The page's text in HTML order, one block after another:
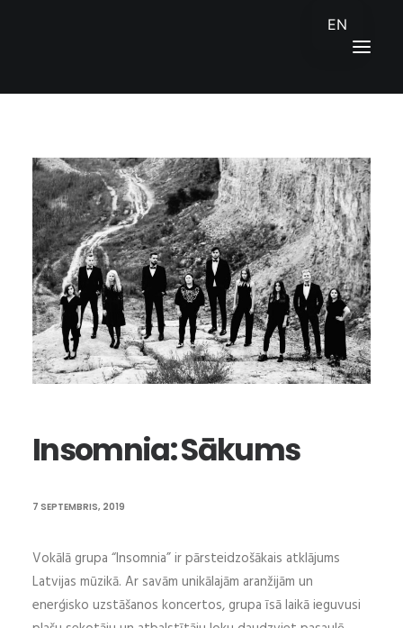
JAUNUMI
KONTAKTI
ENGLISH
Insomnia: Sākums
7 SEPTEMBRIS, 2019
Vokālā grupa “Insomnia” ir pārsteidzošākais atklājums
Latvijas mūzikā. Ar savām unikālajām aranžijām un
enerģisko uzstāšanos koncertos, grupa īsā laikā ieguvusi
EN